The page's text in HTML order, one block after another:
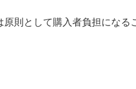
則として購入者負担になる